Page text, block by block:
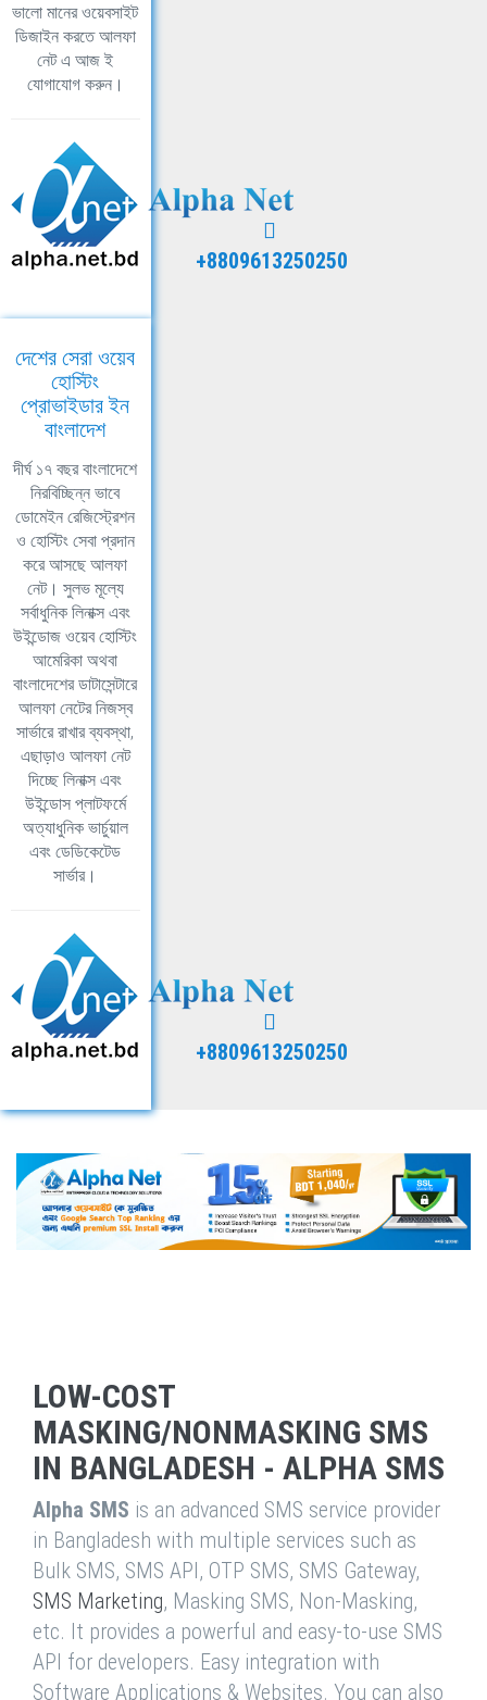
ভালো মানের ওয়েবসাইট
ডিজাইন করতে আলফা
নেট এ আজ ই
যোগাযোগ করুন।
+8809613250250
দেশের সেরা ওয়েব
হোস্টিং
প্রোভাইডার ইন
বাংলাদেশ
দীর্ঘ ১৭ বছর বাংলাদেশে
নিরবিচ্ছিন্ন ভাবে
ডোমেইন রেজিস্ট্রেশন
ও হোস্টিং সেবা প্রদান
করে আসছে আলফা
নেট। সুলভ মূল্যে
সর্বাধুনিক লিনাক্স এবং
উইন্ডোজ ওয়েব হোস্টিং
আমেরিকা অথবা
বাংলাদেশের ডাটাসেন্টারে
আলফা নেটের নিজস্ব
সার্ভারে রাখার ব্যবস্থা,
এছাড়াও আলফা নেট
দিচ্ছে লিনাক্স এবং
উইন্ডোস প্লাটফর্মে
অত্যাধুনিক ভার্চুয়াল
এবং ডেডিকেটেড
সার্ভার।
+8809613250250
LOW-COST
MASKING/NONMASKING SMS
IN BANGLADESH - ALPHA SMS
Alpha SMS is an advanced SMS service provider
in Bangladesh with multiple services such as
Bulk SMS, SMS API, OTP SMS, SMS Gateway,
SMS Marketing, Masking SMS, Non-Masking,
etc. It provides a powerful and easy-to-use SMS
API for developers. Easy integration with
Software Applications & Websites. You can also